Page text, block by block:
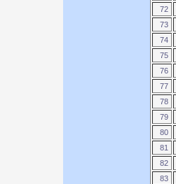
72
73
74
75
76
77
78
79
80
81
82
83